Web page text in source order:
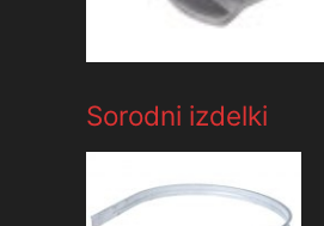
Sorodni izdelki